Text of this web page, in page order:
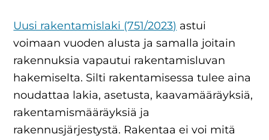
Uusi rakentamislaki (751/2023) astui
voimaan vuoden alusta ja samalla joitain
rakennuksia vapautui rakentamisluvan
hakemiselta. Silti rakentamisessa tulee aina
noudattaa lakia, asetusta, kaavamääräyksiä,
rakentamismääräyksiä ja
rakennusjärjestystä. Rakentaa ei voi mitä